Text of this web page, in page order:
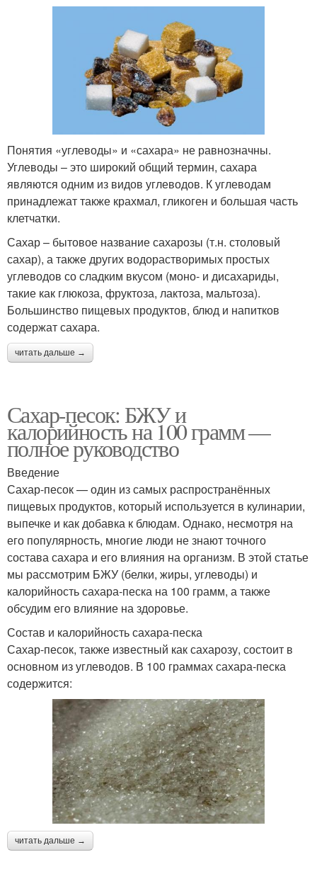
Понятия «углеводы» и «сахара» не равнозначны.
Углеводы – это широкий общий термин, сахара
являются одним из видов углеводов. К углеводам
принадлежат также крахмал, гликоген и большая часть
клетчатки.
Сахар – бытовое название сахарозы (т.н. столовый
сахар), а также других водорастворимых простых
углеводов со сладким вкусом (моно- и дисахариды,
такие как глюкоза, фруктоза, лактоза, мальтоза).
Большинство пищевых продуктов, блюд и напитков
содержат сахара.
читать дальше →
Сахар-песок: БЖУ и
калорийность на 100 грамм —
полное руководство
Введение
Сахар-песок — один из самых распространённых
пищевых продуктов, который используется в кулинарии,
выпечке и как добавка к блюдам. Однако, несмотря на
его популярность, многие люди не знают точного
состава сахара и его влияния на организм. В этой статье
мы рассмотрим БЖУ (белки, жиры, углеводы) и
калорийность сахара-песка на 100 грамм, а также
обсудим его влияние на здоровье.
Состав и калорийность сахара-песка
Сахар-песок, также известный как сахарозу, состоит в
основном из углеводов. В 100 граммах сахара-песка
содержится:
читать дальше →